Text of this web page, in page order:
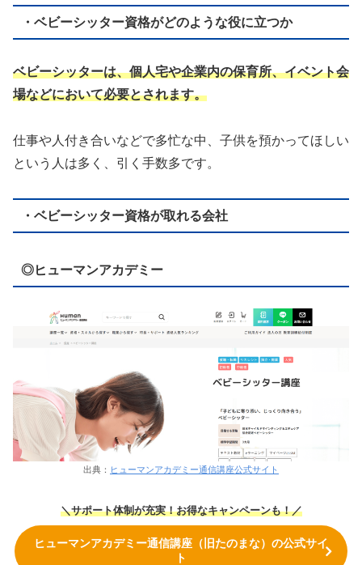
・ベビーシッター資格がどのような役に立つか
ベビーシッターは、個人宅や企業内の保育所、イベント会
場などにおいて必要とされます。
仕事や人付き合いなどで多忙な中、子供を預かってほしい
という人は多く、引く手数多です。
・ベビーシッター資格が取れる会社
◎ヒューマンアカデミー
出典： ヒューマンアカデミー通信講座公式サイト
＼サポート体制が充実！お得なキャンペーンも！／
ヒューマンアカデミー通信講座（旧たのまな）の公式サイ
ト